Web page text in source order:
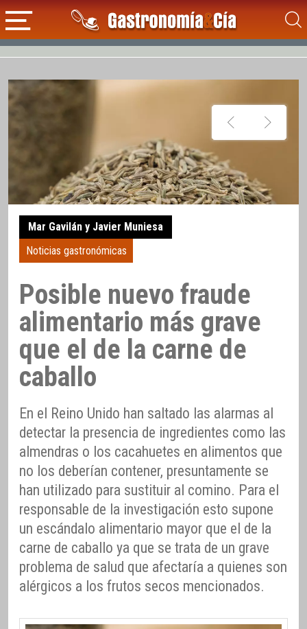
Mar Gavilán y Javier Muniesa
Noticias gastronómicas
Posible nuevo fraude
alimentario más grave
que el de la carne de
caballo
En el Reino Unido han saltado las alarmas al
detectar la presencia de ingredientes como las
almendras o los cacahuetes en alimentos que
no los deberían contener, presuntamente se
han utilizado para sustituir al comino. Para el
responsable de la investigación esto supone
un escándalo alimentario mayor que el de la
carne de caballo ya que se trata de un grave
problema de salud que afectaría a quienes son
alérgicos a los frutos secos mencionados.